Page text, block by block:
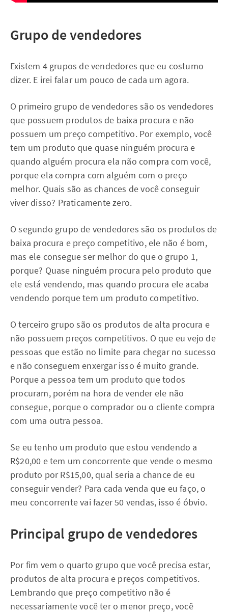
Grupo de vendedores
Existem 4 grupos de vendedores que eu costumo
dizer. E irei falar um pouco de cada um agora.
O primeiro grupo de vendedores são os vendedores
que possuem produtos de baixa procura e não
possuem um preço competitivo. Por exemplo, você
tem um produto que quase ninguém procura e
quando alguém procura ela não compra com você,
porque ela compra com alguém com o preço
melhor. Quais são as chances de você conseguir
viver disso? Praticamente zero.
O segundo grupo de vendedores são os produtos de
baixa procura e preço competitivo, ele não é bom,
mas ele consegue ser melhor do que o grupo 1,
porque? Quase ninguém procura pelo produto que
ele está vendendo, mas quando procura ele acaba
vendendo porque tem um produto competitivo.
O terceiro grupo são os produtos de alta procura e
não possuem preços competitivos. O que eu vejo de
pessoas que estão no limite para chegar no sucesso
e não conseguem enxergar isso é muito grande.
Porque a pessoa tem um produto que todos
procuram, porém na hora de vender ele não
consegue, porque o comprador ou o cliente compra
com uma outra pessoa.
Se eu tenho um produto que estou vendendo a
R$20,00 e tem um concorrente que vende o mesmo
produto por R$15,00, qual seria a chance de eu
conseguir vender? Para cada venda que eu faço, o
meu concorrente vai fazer 50 vendas, isso é óbvio.
Principal grupo de vendedores
Por fim vem o quarto grupo que você precisa estar,
produtos de alta procura e preços competitivos.
Lembrando que preço competitivo não é
necessariamente você ter o menor preço, você